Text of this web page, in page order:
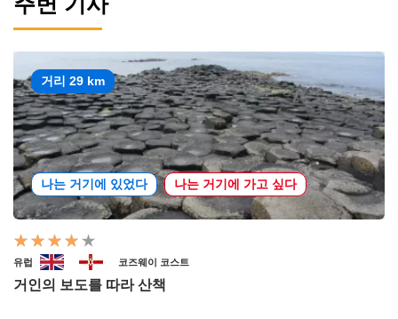
거리 29 km
나는 거기에 있었다 나는 거기에 가고 싶다
유럽 코즈웨이 코스트
거인의 보도를 따라 산책